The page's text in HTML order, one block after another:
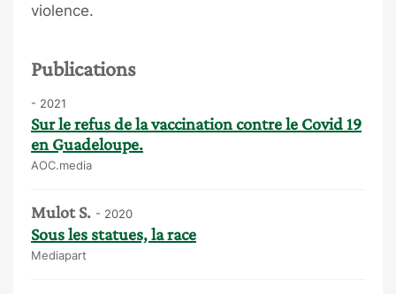
violence.
Publications
- 2021
Sur le refus de la vaccination contre le Covid 19
en Guadeloupe.
AOC.media
Mulot S. - 2020
Sous les statues, la race
Mediapart